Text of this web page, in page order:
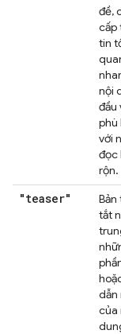
đề,
cấp
tin
nội
đầu
phù
với
đọc
rộn.
"teaser"
Bản
tắt
dẫn
của